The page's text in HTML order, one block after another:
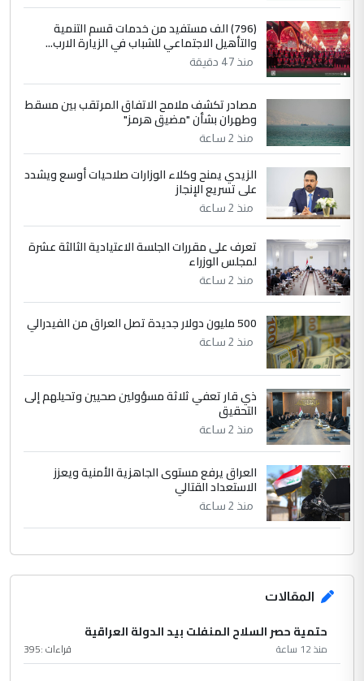
سردار
التعليق : واحد من عصابة علي ماما يسقط
جنسية الرافد الثالث للعراق ومن اصول عريقة
ابا فرات ...
الجواهري يرد على صدام حسين سل
مضجعيك يابن الزنا (نص كامل)
5
التعليق : تحياتي لك استاذ حامدتركان. كلام
دقيق ومسؤول؛ فالاستثمار الحقيقي للإنسان
الموضوع :
بين الإهمال واغتصاب الأرض.. بلاد
الرافدين تعاني الجفاف والتصحر!!
(796) الف مستفيد من خدمات قسم التنمية
والتأهيل الاجتماعي للشباب في الزيارة الارب...
منذ 47 دقيقة
مصادر تكشف ملامح الاتفاق المرتقب بين مسقط
وطهران بشأن "مضيق هرمز"
منذ 2 ساعة
الزيدي يمنح وكلاء الوزارات صلاحيات أوسع ويشدد
على تسريع الإنجاز
منذ 2 ساعة
تعرف على مقررات الجلسة الاعتيادية الثالثة عشرة
لمجلس الوزراء
منذ 2 ساعة
500 مليون دولار جديدة تصل العراق من الفيدرالي
منذ 2 ساعة
ذي قار تعفي ثلاثة مسؤولين صحيين وتحيلهم إلى
التحقيق
منذ 2 ساعة
العراق يرفع مستوى الجاهزية الأمنية ويعزز
الاستعداد القتالي
منذ 2 ساعة
المقالات
حتمية حصر السلاح المنفلت بيد الدولة العراقية
منذ 12 ساعة قراءات :395